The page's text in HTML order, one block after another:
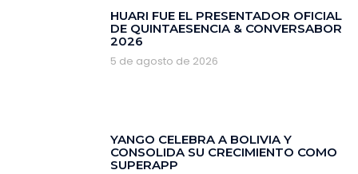
HUARI FUE EL PRESENTADOR OFICIAL
DE QUINTAESENCIA & CONVERSABOR
2026
5 de agosto de 2026
YANGO CELEBRA A BOLIVIA Y
CONSOLIDA SU CRECIMIENTO COMO
SUPERAPP